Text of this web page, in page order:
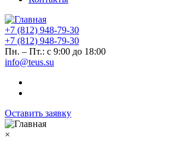
+7 (812) 948-79-30
+7 (812) 948-79-30
Пн. – Пт.: с 9:00 до 18:00
info@teus.su
Оставить заявку
×